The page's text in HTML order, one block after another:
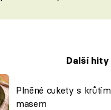
Další hity
Plněné cukety s krůtím
masem